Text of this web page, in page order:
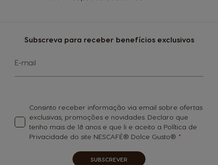
Subscreva para receber benefícios exclusivos
Subscreva
a
nossa
E-mail
Consinto receber informação via email sobre ofertas
exclusivas, promoções e novidades. Declaro que
tenho mais de 18 anos e que li e aceito a Política de
Privacidade do site NESCAFÉ® Dolce Gusto®
SUBSCREVER